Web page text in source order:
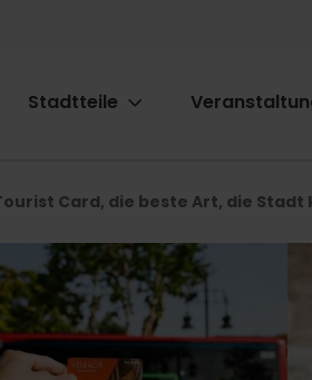
Stadtteile
Card, die beste Art, die